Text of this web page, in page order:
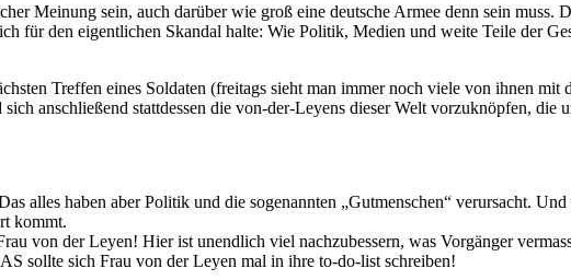
Meinung sein, auch darüber wie groß eine deutsche Armee denn sein muss.
für den eigentlichen Skandal halte: Wie Politik, Medien und weite Teile der
Treffen eines Soldaten (freitags sieht man immer noch viele von ihnen mit
anschließend stattdessen die von-der-Leyens dieser Welt vorzuknöpfen, die
alles haben aber Politik und die sogenannten „Gutmenschen“ verursacht.
kommt.
von der Leyen! Hier ist unendlich viel nachzubessern, was Vorgänger
sollte sich Frau von der Leyen mal in ihre to-do-list schreiben!